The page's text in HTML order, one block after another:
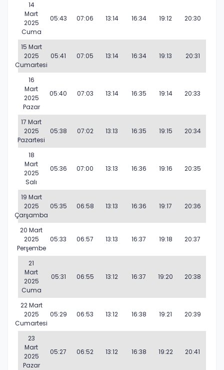
14
Mart
2025
Cuma
05:43 07:06 13:14 16:34 19:12 20:30
15 Mart
2025
Cumartesi
05:41 07:05 13:14 16:34 19:13 20:31
16
Mart
2025
Pazar
05:40 07:03 13:14 16:35 19:14 20:33
17 Mart
2025
Pazartesi
05:38 07:02 13:13 16:35 19:15 20:34
18
Mart
2025
Salı
05:36 07:00 13:13 16:36 19:16 20:35
19 Mart
2025
Çarşamba
05:35 06:58 13:13 16:36 19:17 20:36
20 Mart
2025
Perşembe
05:33 06:57 13:13 16:37 19:18 20:37
21
Mart
2025
Cuma
05:31 06:55 13:12 16:37 19:20 20:38
22 Mart
2025
Cumartesi
05:29 06:53 13:12 16:38 19:21 20:39
23
Mart
2025
Pazar
05:27 06:52 13:12 16:38 19:22 20:41